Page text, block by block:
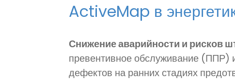
ActiveMap в
Снижение аварийности и рисков
превентивное обслуживание (ППР)
дефектов на ранних стадиях